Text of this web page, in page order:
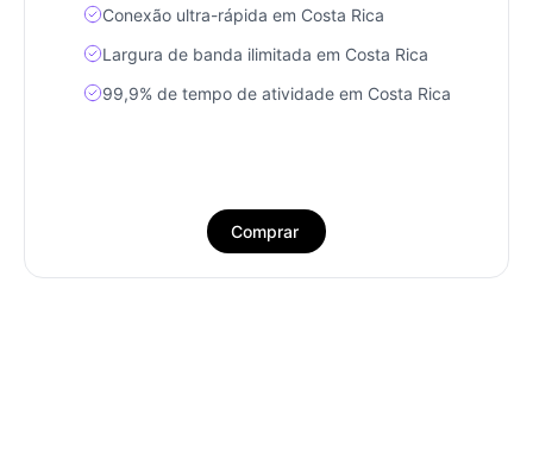
Conexão ultra-rápida em Costa Rica
Largura de banda ilimitada em Costa Rica
99,9% de tempo de atividade em Costa Rica
Comprar